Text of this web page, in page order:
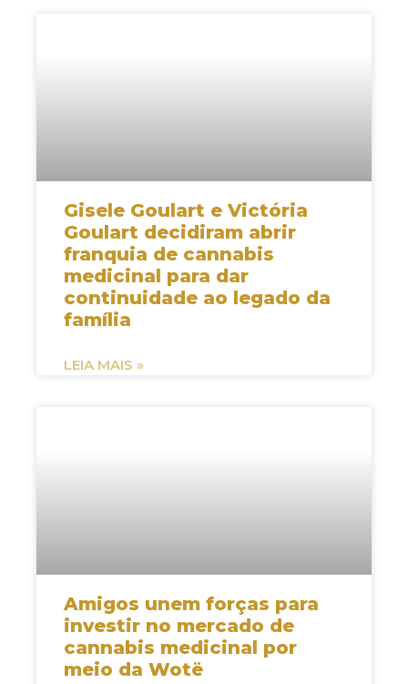
Gisele Goulart e Victória
Goulart decidiram abrir
franquia de cannabis
medicinal para dar
continuidade ao legado da
família
LEIA MAIS »
Amigos unem forças para
investir no mercado de
cannabis medicinal por
meio da Wotë